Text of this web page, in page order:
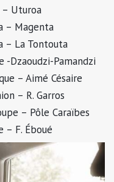
Uturoa
– Magenta
– La Tontouta
Dzaoudzi-Pamandzi
– Aimé Césaire
– R. Garros
– Pôle Caraïbes
– F. Éboué